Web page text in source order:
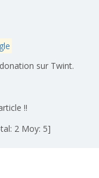
sur Twint.
!!
2 Moy: 5]